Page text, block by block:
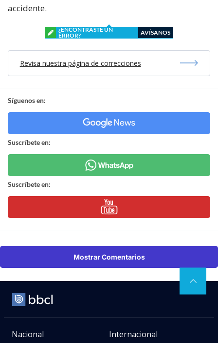
accidente.
¿ENCONTRASTE UN
ERROR?
AVÍSANOS
Revisa nuestra página de correcciones
Síguenos en:
Suscríbete en:
Suscríbete en:
Mostrar Comentarios
Nacional Internacional